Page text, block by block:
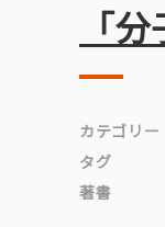
「
カテゴリー
タグ
著書